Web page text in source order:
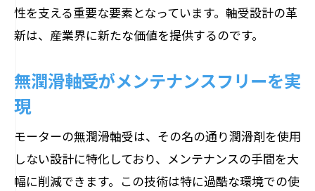
性を支える重要な要素となっています。軸受設計の革
新は、産業界に新たな価値を提供するのです。
無潤滑軸受がメンテナンスフリーを実
現
モーターの無潤滑軸受は、その名の通り潤滑剤を使用
しない設計に特化しており、メンテナンスの手間を大
幅に削減できます。この技術は特に過酷な環境での使